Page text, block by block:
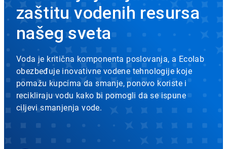
prevencije
infekcija
EcolabBack
ButtonSearch
IconFilter
Icon
Use
the
navigate.
zaštitu vodenih resursa
našeg sveta
Voda je kritična komponenta poslovanja, a Ecolab
obezbeđuje inovativne vodene tehnologije koje
pomažu kupcima da smanje, ponovo koriste i
recikliraju vodu kako bi pomogli da se ispune
ciljevi smanjenja vode.